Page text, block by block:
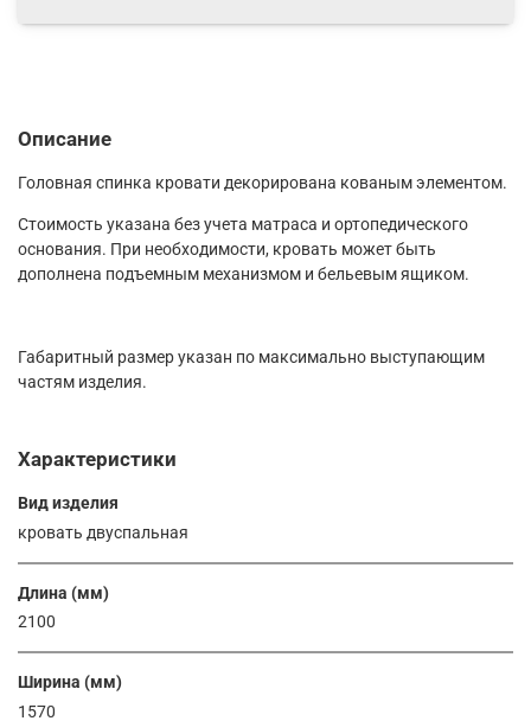
Описание
Головная спинка кровати декорирована кованым элементом.
Стоимость указана без учета матраса и ортопедического
основания. При необходимости, кровать может быть
дополнена подъемным механизмом и бельевым ящиком.
Габаритный размер указан по максимально выступающим
частям изделия.
Характеристики
Вид изделия
кровать двуспальная
Длина (мм)
2100
Ширина (мм)
1570